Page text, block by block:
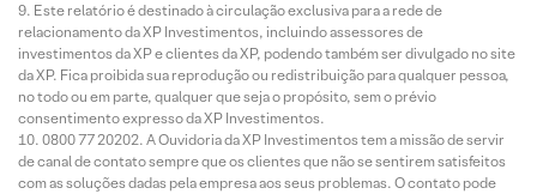
Este relatório é destinado à circulação exclusiva para a rede de
relacionamento da XP Investimentos, incluindo assessores de
investimentos da XP e clientes da XP, podendo também ser divulgado no site
da XP. Fica proibida sua reprodução ou redistribuição para qualquer pessoa,
no todo ou em parte, qualquer que seja o propósito, sem o prévio
consentimento expresso da XP Investimentos.
0800 77 20202. A Ouvidoria da XP Investimentos tem a missão de servir
de canal de contato sempre que os clientes que não se sentirem satisfeitos
com as soluções dadas pela empresa aos seus problemas. O contato pode